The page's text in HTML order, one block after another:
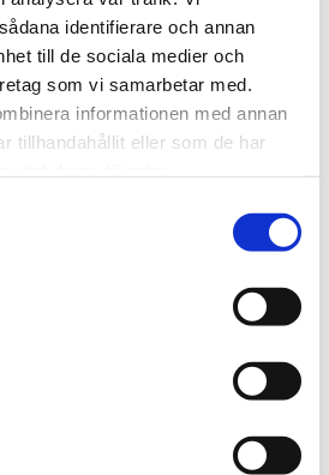
identifierare och annan
till de sociala medier och
som vi samarbetar med.
informationen med annan
tillhandahållit eller som de har
720600
Lättmonterad
lasthållarfot för Thule
Edge-takräcken, för
fordon med integrerad
reling.
2 525kr
2 635kr